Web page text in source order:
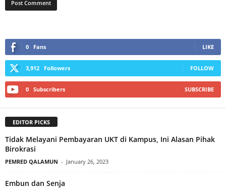
0 Fans LIKE
3,912 Followers FOLLOW
0 Subscribers SUBSCRIBE
EDITOR PICKS
Tidak Melayani Pembayaran UKT di Kampus, Ini Alasan Pihak
Birokrasi
PEMRED QALAMUN - January 26, 2023
Embun dan Senja